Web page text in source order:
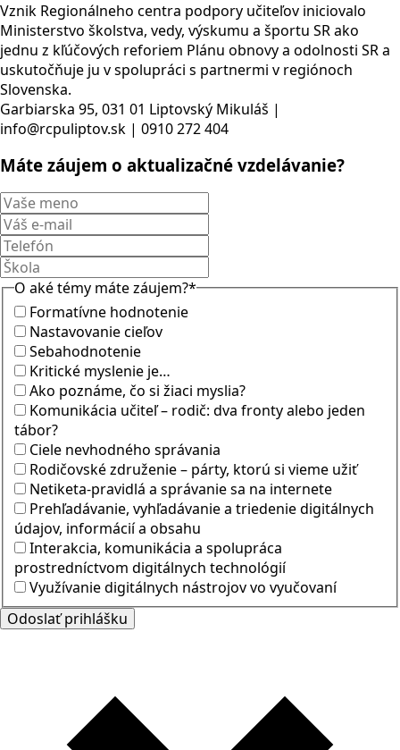
Vznik Regionálneho centra podpory učiteľov iniciovalo
Ministerstvo školstva, vedy, výskumu a športu SR ako
jednu z kľúčových reforiem Plánu obnovy a odolnosti SR a
uskutočňuje ju v spolupráci s partnermi v regiónoch
Slovenska.
Garbiarska 95, 031 01 Liptovský Mikuláš |
info@rcpuliptov.sk | 0910 272 404
Máte záujem o aktualizačné vzdelávanie?
O aké témy máte záujem?*
Formatívne hodnotenie
Nastavovanie cieľov
Sebahodnotenie
Kritické myslenie je…
Ako poznáme, čo si žiaci myslia?
Komunikácia učiteľ – rodič: dva fronty alebo jeden
tábor?
Ciele nevhodného správania
Rodičovské združenie – párty, ktorú si vieme užiť
Netiketa-pravidlá a správanie sa na internete
Prehľadávanie, vyhľadávanie a triedenie digitálnych
údajov, informácií a obsahu
Interakcia, komunikácia a spolupráca
prostredníctvom digitálnych technológií
Využívanie digitálnych nástrojov vo vyučovaní
Odoslať prihlášku